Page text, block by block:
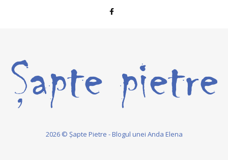
2026 © Șapte Pietre - Blogul unei Anda Elena